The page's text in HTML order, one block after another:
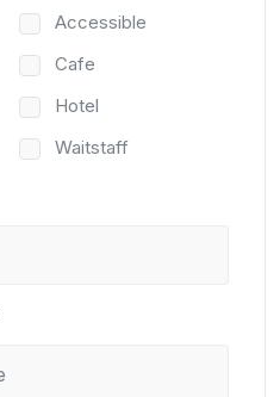
Accessible
Cafe
Hotel
Waitstaff